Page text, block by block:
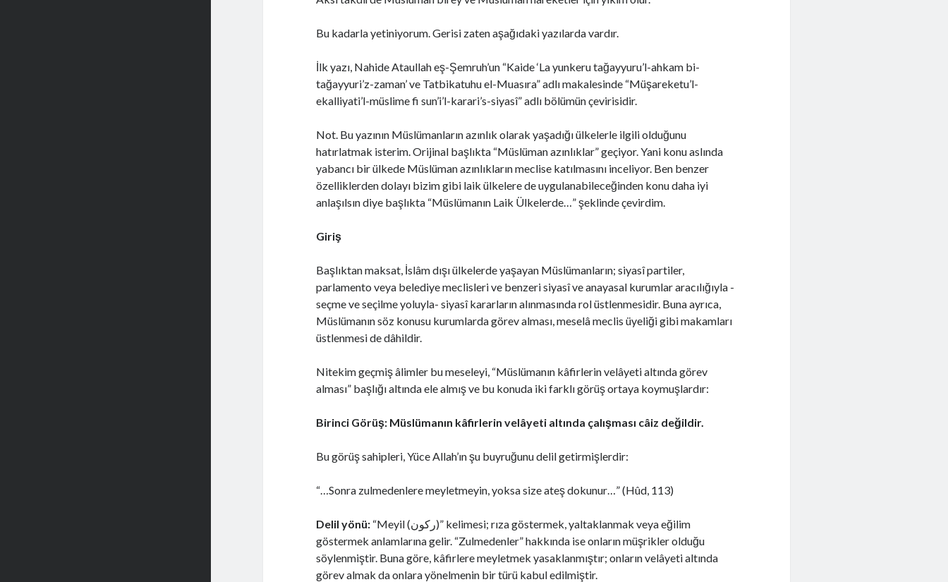
Bu kadarla yetiniyorum. Gerisi zaten aşağıdaki yazılarda vardır.
İlk yazı, Nahide Ataullah eş-Şemruh’un “Kaide ‘La yunkeru tağayyuru’l-ahkam bi-
tağayyuri’z-zaman’ ve Tatbikatuhu el-Muasıra” adlı makalesinde “Müşareketu’l-
ekalliyati’l-müslime fi sun’i’l-karari’s-siyasî” adlı bölümün çevirisidir.
Not. Bu yazının Müslümanların azınlık olarak yaşadığı ülkelerle ilgili olduğunu
hatırlatmak isterim. Orijinal başlıkta “Müslüman azınlıklar” geçiyor. Yani konu aslında
yabancı bir ülkede Müslüman azınlıkların meclise katılmasını inceliyor. Ben benzer
özelliklerden dolayı bizim gibi laik ülkelere de uygulanabileceğinden konu daha iyi
anlaşılsın diye başlıkta “Müslümanın Laik Ülkelerde…” şeklinde çevirdim.
Giriş
Başlıktan maksat, İslâm dışı ülkelerde yaşayan Müslümanların; siyasî partiler,
parlamento veya belediye meclisleri ve benzeri siyasî ve anayasal kurumlar aracılığıyla -
seçme ve seçilme yoluyla- siyasî kararların alınmasında rol üstlenmesidir. Buna ayrıca,
Müslümanın söz konusu kurumlarda görev alması, meselâ meclis üyeliği gibi makamları
üstlenmesi de dâhildir.
Nitekim geçmiş âlimler bu meseleyi, “Müslümanın kâfirlerin velâyeti altında görev
alması” başlığı altında ele almış ve bu konuda iki farklı görüş ortaya koymuşlardır:
Birinci Görüş: Müslümanın kâfirlerin velâyeti altında çalışması câiz değildir.
Bu görüş sahipleri, Yüce Allah’ın şu buyruğunu delil getirmişlerdir:
“…Sonra zulmedenlere meyletmeyin, yoksa size ateş dokunur…” (Hûd, 113)
Delil yönü: “Meyil (ركون)” kelimesi; rıza göstermek, yaltaklanmak veya eğilim
göstermek anlamlarına gelir. “Zulmedenler” hakkında ise onların müşrikler olduğu
söylenmiştir. Buna göre, kâfirlere meyletmek yasaklanmıştır; onların velâyeti altında
görev almak da onlara yönelmenin bir türü kabul edilmiştir.